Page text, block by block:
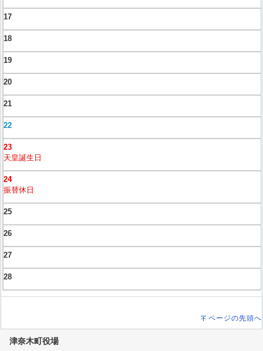
17
18
19
20
21
22
23
天皇誕生日
24
振替休日
25
26
27
28
ページの先頭へ
津奈木町役場